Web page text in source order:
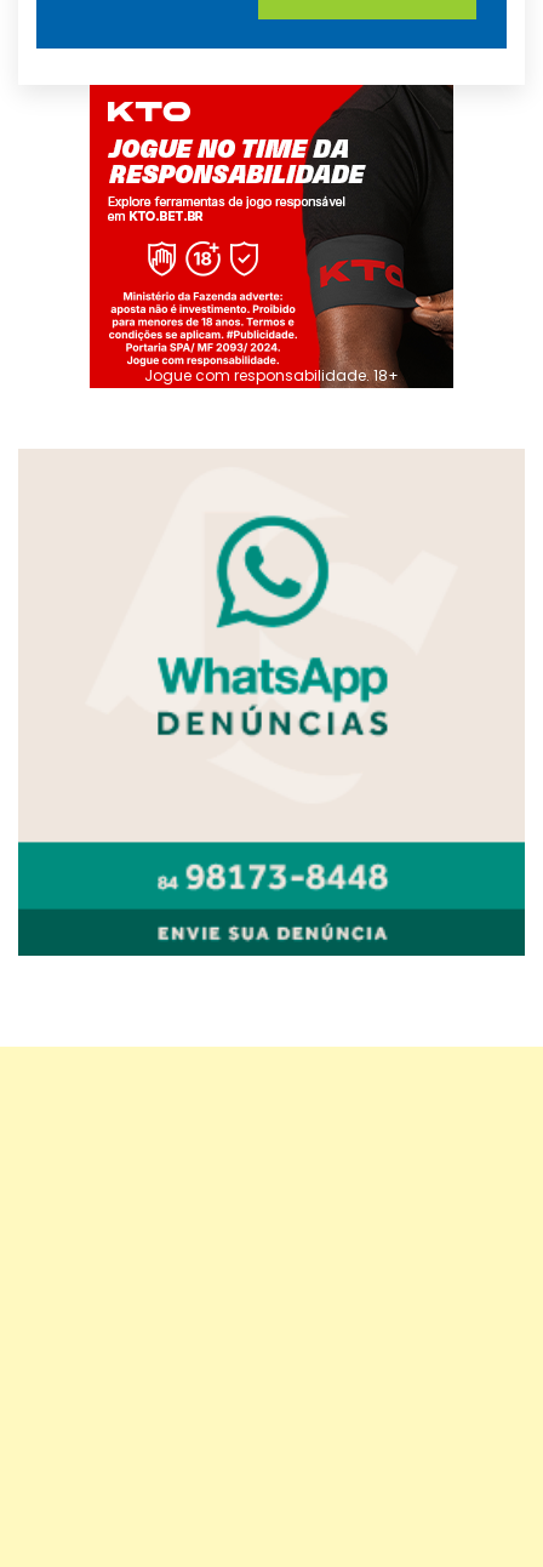
Jogue com responsabilidade. 18+